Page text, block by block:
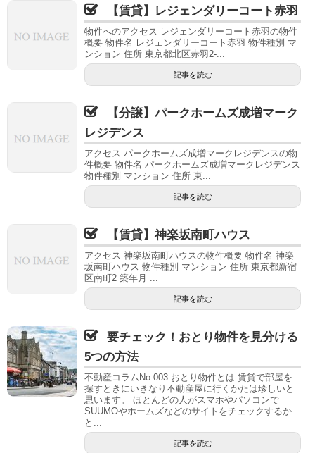
【賃貸】レジェンダリーコート赤羽
物件へのアクセス レジェンダリーコート赤羽の物件
概要 物件名 レジェンダリーコート赤羽 物件種別 マ
ンション 住所 東京都北区赤羽2-...
記事を読む
【分譲】パークホームズ成増マーク
レジデンス
アクセス パークホームズ成増マークレジデンスの物
件概要 物件名 パークホームズ成増マークレジデンス
物件種別 マンション 住所 東...
記事を読む
【賃貸】神楽坂南町ハウス
アクセス 神楽坂南町ハウスの物件概要 物件名 神楽
坂南町ハウス 物件種別 マンション 住所 東京都新宿
区南町2 築年月 ...
記事を読む
要チェック！おとり物件を見分ける
5つの方法
不動産コラムNo.003 おとり物件とは 賃貸で部屋を
探すときにいきなり不動産屋に行くかたは珍しいと
思います。 ほとんどの人がスマホやパソコンで
SUUMOやホームズなどのサイトをチェックするか
と...
記事を読む